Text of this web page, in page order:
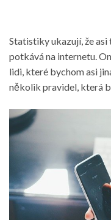
Statistiky ukazují, že
potkává na internetu.
lidi, které bychom asi
několik pravidel, která